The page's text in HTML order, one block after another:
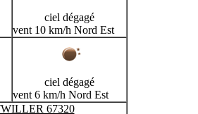
ciel dégagé
vent 10 km/h Nord Est
ciel dégagé
vent 6 km/h Nord Est
67320